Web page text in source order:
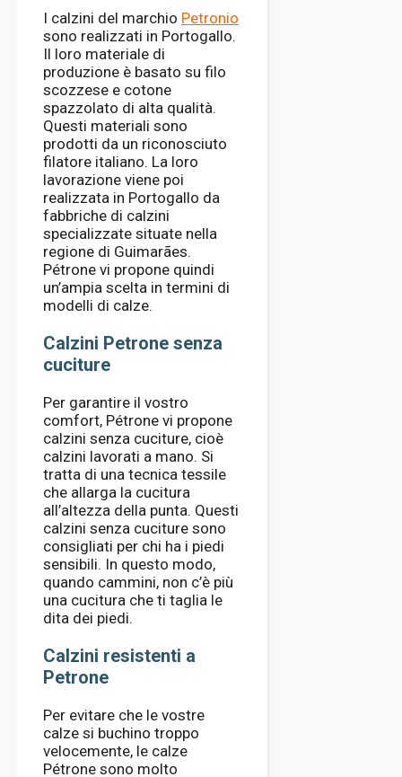
I calzini del marchio Petronio
sono realizzati in Portogallo.
Il loro materiale di
produzione è basato su filo
scozzese e cotone
spazzolato di alta qualità.
Questi materiali sono
prodotti da un riconosciuto
filatore italiano. La loro
lavorazione viene poi
realizzata in Portogallo da
fabbriche di calzini
specializzate situate nella
regione di Guimarães.
Pétrone vi propone quindi
un’ampia scelta in termini di
modelli di calze.
Calzini Petrone senza
cuciture
Per garantire il vostro
comfort, Pétrone vi propone
calzini senza cuciture, cioè
calzini lavorati a mano. Si
tratta di una tecnica tessile
che allarga la cucitura
all’altezza della punta. Questi
calzini senza cuciture sono
consigliati per chi ha i piedi
sensibili. In questo modo,
quando cammini, non c’è più
una cucitura che ti taglia le
dita dei piedi.
Calzini resistenti a
Petrone
Per evitare che le vostre
calze si buchino troppo
velocemente, le calze
Pétrone sono molto